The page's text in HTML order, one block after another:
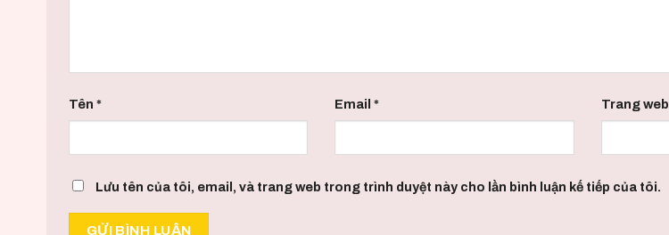
Tên * Email* Trang web
Lưu tên của tôi, email, và trang web trong trình duyệt này cho lần bình luận kế tiếp của tôi.